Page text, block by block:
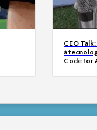
CEO
à
Code for